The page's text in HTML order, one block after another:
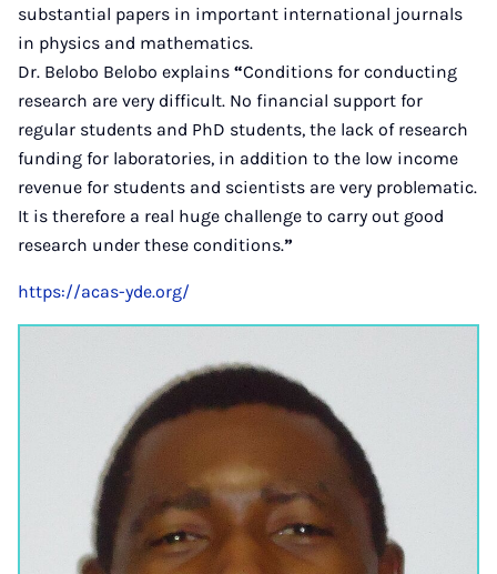
substantial papers in important international journals
in physics and mathematics.
Dr. Belobo Belobo explains “Conditions for conducting
research are very difficult. No financial support for
regular students and PhD students, the lack of research
funding for laboratories, in addition to the low income
revenue for students and scientists are very problematic.
It is therefore a real huge challenge to carry out good
research under these conditions.”
https://acas-yde.org/